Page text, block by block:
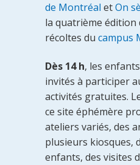
de Montréal etOn
la quatrième édition
récoltes du campus
Dès 14 h, les
invités à participer
activités gratuites.
ce site éphémère
ateliers variés, des
plusieurs kiosques,
enfants, des visites